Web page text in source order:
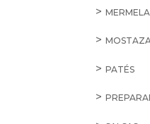
PATÉS